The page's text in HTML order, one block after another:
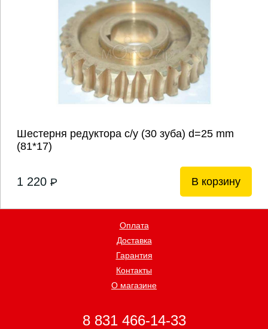
Шестерня редуктора с/у (30 зуба) d=25 mm
(81*17)
1 220 P В корзину
Оплата
Доставка
Гарантия
Контакты
О магазине
8 831 466-14-33